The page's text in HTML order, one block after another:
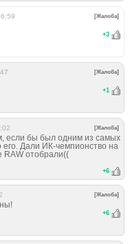
[Жалоба]
+3
[Жалоба]
+1
[Жалоба]
если бы был одним из самых
Дали ИК-чемпионство на
отобрали((
+6
[Жалоба]
+6